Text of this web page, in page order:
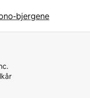
bjergene